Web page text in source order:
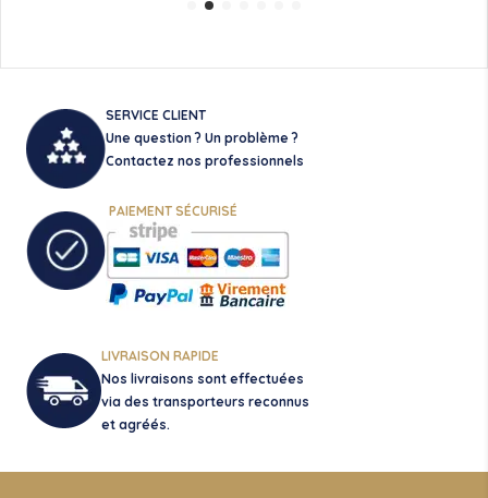
être
la
page
SERVICE CLIENT
Une question ? Un problème ?
Contactez nos professionnels
PAIEMENT SÉCURISÉ
LIVRAISON RAPIDE
Nos livraisons sont effectuées
via des transporteurs reconnus
et agréés.